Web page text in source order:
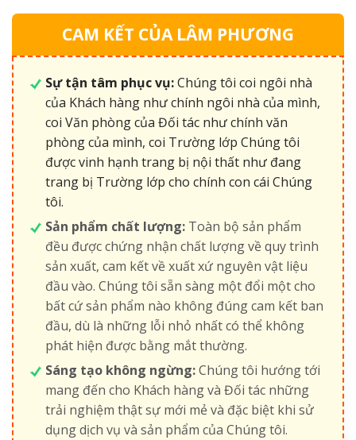
CAM KẾT CỦA LÂM PHƯƠNG
Sự tận tâm phục vụ:Chúng tôi coi ngôi nhà
của Khách hàng như chính ngôi nhà của mình,
coi Văn phòng của Đối tác như chính văn
phòng của mình, coi Trường lớp Chúng tôi
được vinh hạnh trang bị nội thất như đang
trang bị Trường lớp cho chính con cái Chúng
tôi.
Sản phẩm chất lượng: Toàn bộ sản phẩm
đều được chứng nhận chất lượng về quy trình
sản xuất, cam kết về xuất xứ nguyên vật liệu
đầu vào. Chúng tôi sẵn sàng một đổi một cho
bất cứ sản phẩm nào không đúng cam kết ban
đầu, dù là những lỗi nhỏ nhất có thể không
phát hiện được bằng mắt thường.
Sáng tạo không ngừng:Chúng tôi hướng tới
mang đến cho Khách hàng và Đối tác những
trải nghiệm thật sự mới mẻ và đặc biệt khi sử
dụng dịch vụ và sản phẩm của Chúng tôi.